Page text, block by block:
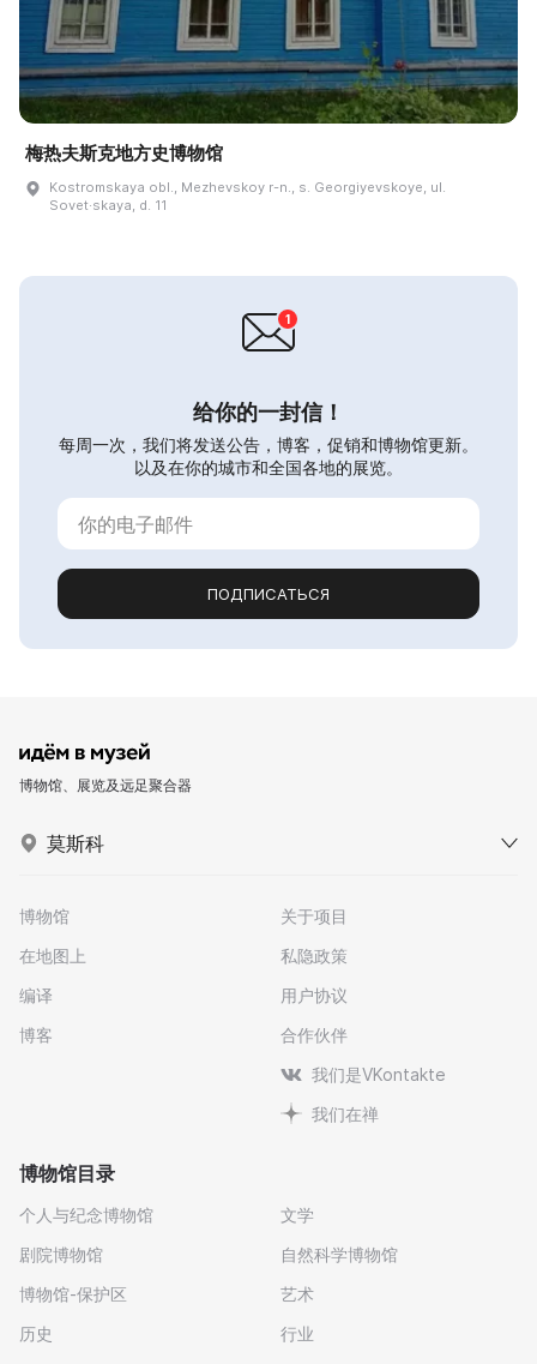
梅热夫斯克地方史博物馆
Kostromskaya obl., Mezhevskoy r-n., s. Georgiyevskoye, ul.
Sovet·skaya, d. 11
给你的一封信！
每周一次，我们将发送公告，博客，促销和博物馆更新。
以及在你的城市和全国各地的展览。
ПОДПИСАТЬСЯ
博物馆、展览及远足聚合器
莫斯科
博物馆
在地图上
编译
博客
关于项目
私隐政策
用户协议
合作伙伴
我们是VKontakte
我们在禅
博物馆目录
个人与纪念博物馆
剧院博物馆
博物馆-保护区
历史
文学
自然科学博物馆
艺术
行业